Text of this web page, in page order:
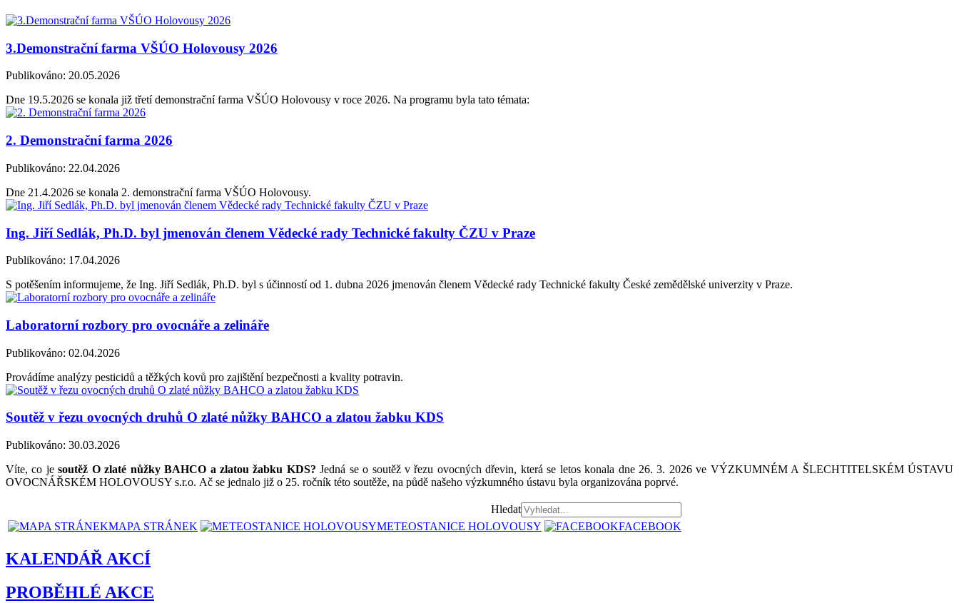
3.Demonstrační farma VŠÚO Holovousy 2026
Publikováno: 20.05.2026
Dne 19.5.2026 se konala již třetí demonstrační farma VŠÚO Holovousy v roce 2026. Na programu byla tato témata:
2. Demonstrační farma 2026
Publikováno: 22.04.2026
Dne 21.4.2026 se konala 2. demonstrační farma VŠÚO Holovousy.
Ing. Jiří Sedlák, Ph.D. byl jmenován členem Vědecké rady Technické fakulty ČZU v Praze
Publikováno: 17.04.2026
S potěšením informujeme, že Ing. Jiří Sedlák, Ph.D. byl s účinností od 1. dubna 2026 jmenován členem Vědecké rady Technické fakulty České zemědělské univerzity v Praze.
Laboratorní rozbory pro ovocnáře a zelináře
Publikováno: 02.04.2026
Provádíme analýzy pesticidů a těžkých kovů pro zajištění bezpečnosti a kvality potravin.
Soutěž v řezu ovocných druhů O zlaté nůžky BAHCO a zlatou žabku KDS
Publikováno: 30.03.2026
Víte, co jesoutěž O zlaté nůžky BAHCO a zlatou žabku KDS?Jedná se o soutěž v řezu ovocných dřevin, která se letos konala dne 26. 3. 2026 ve VÝZKUMNÉM A ŠLECHTITELSKÉM ÚSTAVU
OVOCNÁŘSKÉM HOLOVOUSY s.r.o. Ač se jednalo již o 25. ročník této soutěže, na půdě našeho výzkumného ústavu byla organizována poprvé.
Hledat
MAPA STRÁNEK
METEOSTANICE HOLOVOUSY FACEBOOK
KALENDÁŘ AKCÍ
PROBĚHLÉ AKCE